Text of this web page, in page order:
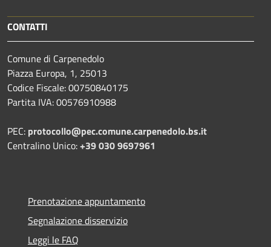
CONTATTI
Comune di Carpenedolo
Piazza Europa, 1, 25013
Codice Fiscale: 00750840175
Partita IVA: 00576910988
PEC: protocollo@pec.comune.carpenedolo.bs.it
Centralino Unico:+39 030 9697961
Prenotazione appuntamento
Segnalazione disservizio
Leggi le FAQ